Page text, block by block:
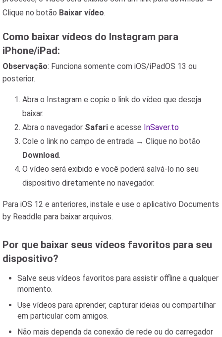
Clique no botão Baixar vídeo.
Como baixar vídeos do Instagram para
iPhone/iPad:
Observação: Funciona somente com iOS/iPadOS 13 ou
posterior.
Abra o Instagram e copie o link do vídeo que deseja
baixar.
Abra o navegador Safari e acesse InSaver.to
Cole o link no campo de entrada → Clique no botão
Download.
O vídeo será exibido e você poderá salvá-lo no seu
dispositivo diretamente no navegador.
Para iOS 12 e anteriores, instale e use o aplicativo Documents
by Readdle para baixar arquivos.
Por que baixar seus vídeos favoritos para seu
dispositivo?
Salve seus vídeos favoritos para assistir offline a qualquer
momento.
Use vídeos para aprender, capturar ideias ou compartilhar
em particular com amigos.
Não mais dependa da conexão de rede ou do carregador